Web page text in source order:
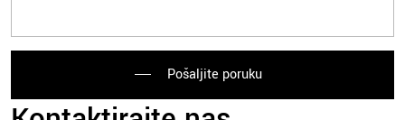
Pošaljite poruku